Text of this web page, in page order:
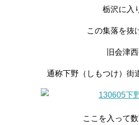
栃沢に入
この集落を抜
旧会津
通称下野（しもつけ）街
ここを入って